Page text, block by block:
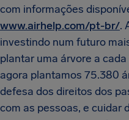
com informações
www.airhelp.com/pt-br/.
investindo num futuro
plantar uma árvore a
agora plantamos 75.380
defesa dos direitos dos
com as pessoas, e cuidar